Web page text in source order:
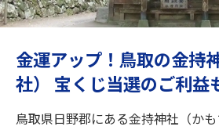
閉じる
金運アップ！鳥取の金持
社） 宝くじ当選のご利益
鳥取県日野郡にある金持神社（か